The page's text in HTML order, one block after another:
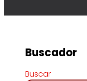
Buscador
Buscar